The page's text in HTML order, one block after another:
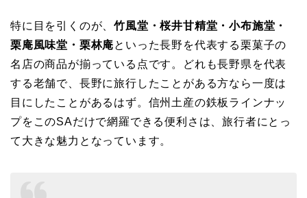
特に目を引くのが、竹風堂・桜井甘精堂・小布施堂・
栗庵風味堂・栗林庵といった長野を代表する栗菓子の
名店の商品が揃っている点です。どれも長野県を代表
する老舗で、長野に旅行したことがある方なら一度は
目にしたことがあるはず。信州土産の鉄板ラインナッ
プをこのSAだけで網羅できる便利さは、旅行者にとっ
て大きな魅力となっています。